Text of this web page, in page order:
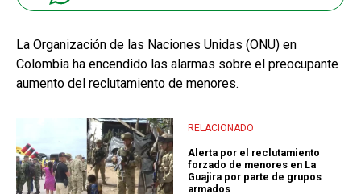
La Organización de las Naciones Unidas (ONU) en
Colombia ha encendido las alarmas sobre el preocupante
aumento del reclutamiento de menores.
RELACIONADO
Alerta por el reclutamiento
forzado de menores en La
Guajira por parte de grupos
armados